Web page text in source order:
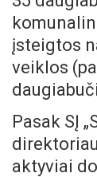
įsteigtos
veiklos
Pasak SĮ
aktyviai